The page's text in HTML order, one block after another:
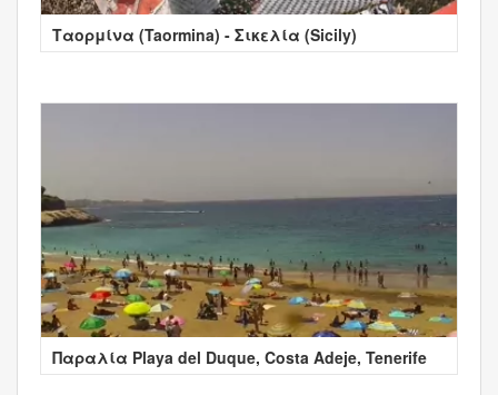
Ταορμίνα (Taormina) - Σικελία (Sicily)
Παραλία Playa del Duque, Costa Adeje, Tenerife